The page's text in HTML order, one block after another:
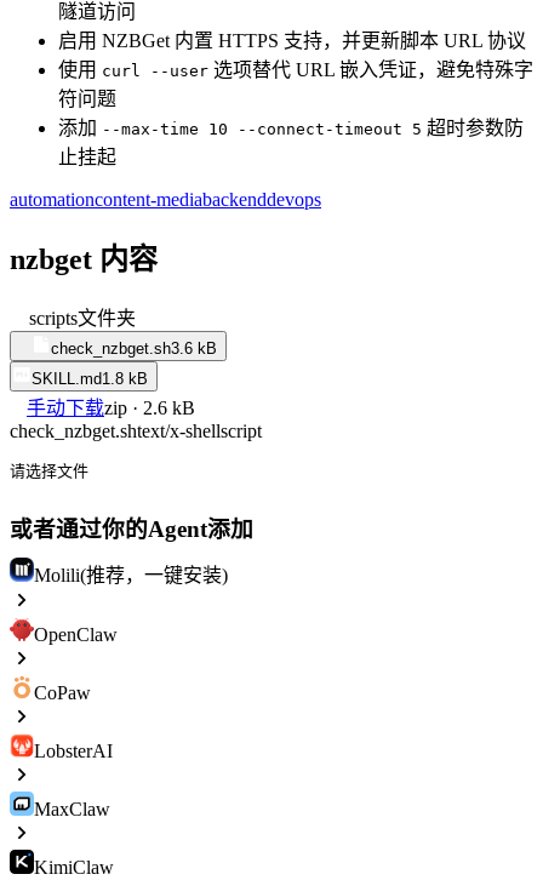
隧道访问
启用 NZBGet 内置 HTTPS 支持，并更新脚本 URL 协议
使用 curl --user 选项替代 URL 嵌入凭证，避免特殊字
符问题
添加 --max-time 10 --connect-timeout 5 超时参数防
止挂起
automationcontent-mediabackenddevops
nzbget 内容
scripts文件夹
check_nzbget.sh3.6 kB
SKILL.md1.8 kB
手动下载zip · 2.6 kB
check_nzbget.shtext/x-shellscript
请选择文件
或者通过你的Agent添加
Molili(推荐，一键安装)
OpenClaw
CoPaw
LobsterAI
MaxClaw
KimiClaw